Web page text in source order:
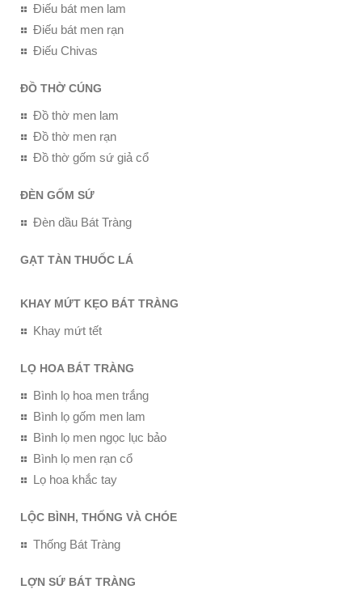
Điếu bát men lam
Điếu bát men rạn
Điếu Chivas
ĐỒ THỜ CÚNG
Đồ thờ men lam
Đồ thờ men rạn
Đồ thờ gốm sứ giả cổ
ĐÈN GỐM SỨ
Đèn dầu Bát Tràng
GẠT TÀN THUỐC LÁ
KHAY MỨT KẸO BÁT TRÀNG
Khay mứt tết
LỌ HOA BÁT TRÀNG
Bình lọ hoa men trắng
Bình lọ gốm men lam
Bình lọ men ngọc lục bảo
Bình lọ men rạn cổ
Lọ hoa khắc tay
LỘC BÌNH, THỐNG VÀ CHÓE
Thống Bát Tràng
LỢN SỨ BÁT TRÀNG